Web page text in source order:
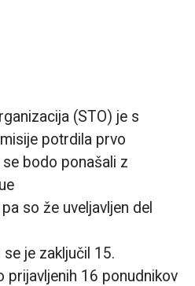
(STO) je s
potrdila prvo
bodo ponašali z
so že uveljavljen del
je zaključil 15.
prijavljenih 16 ponudnikov